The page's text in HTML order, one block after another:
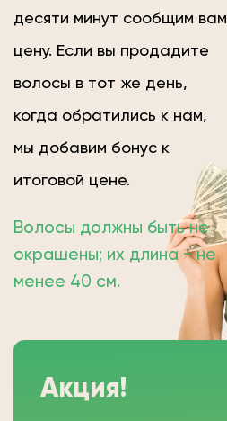
десяти минут сообщим вам
цену. Если вы продадите
волосы в тот же день,
когда обратились к нам,
мы добавим бонус к
итоговой цене.
Волосы должны быть не
окрашены; их длина − не
менее 40 см.
Акция!